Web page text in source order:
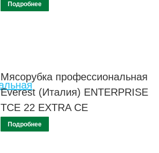
Подробнее
Мясорубка профессиональная
Everest (Италия) ENTERPRISE
TCE 22 EXTRA CE
Подробнее